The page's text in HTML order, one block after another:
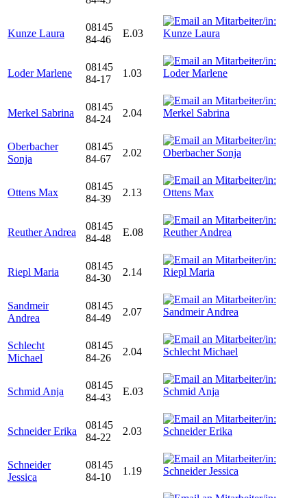
Kunze Laura
08145
84-46
E.03
Loder Marlene
08145
84-17
1.03
Merkel Sabrina
08145
84-24
2.04
Oberbacher
Sonja
08145
84-67
2.02
Ottens Max
08145
84-39
2.13
Reuther Andrea
08145
84-48
E.08
Riepl Maria
08145
84-30
2.14
Sandmeir
Andrea
08145
84-49
2.07
Schlecht
Michael
08145
84-26
2.04
Schmid Anja
08145
84-43
E.03
Schneider Erika
08145
84-22
2.03
Schneider
Jessica
08145
84-10
1.19